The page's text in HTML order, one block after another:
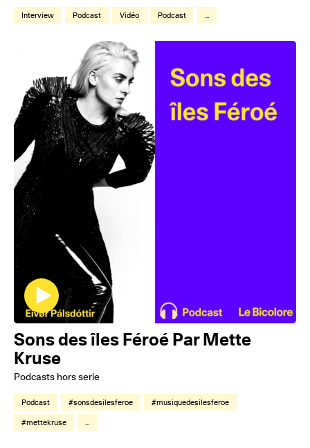
Interview Podcast Vidéo Podcast ...
Sons des îles Féroé Par Mette
Kruse
Podcasts hors serie
Podcast #sonsdesilesferoe
#musiquedesilesferoe
#mettekruse
...